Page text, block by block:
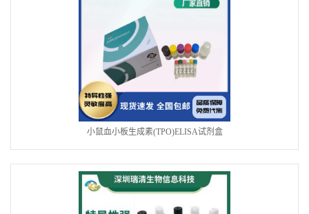
小鼠血小板生成素(TPO)ELISA试剂盒